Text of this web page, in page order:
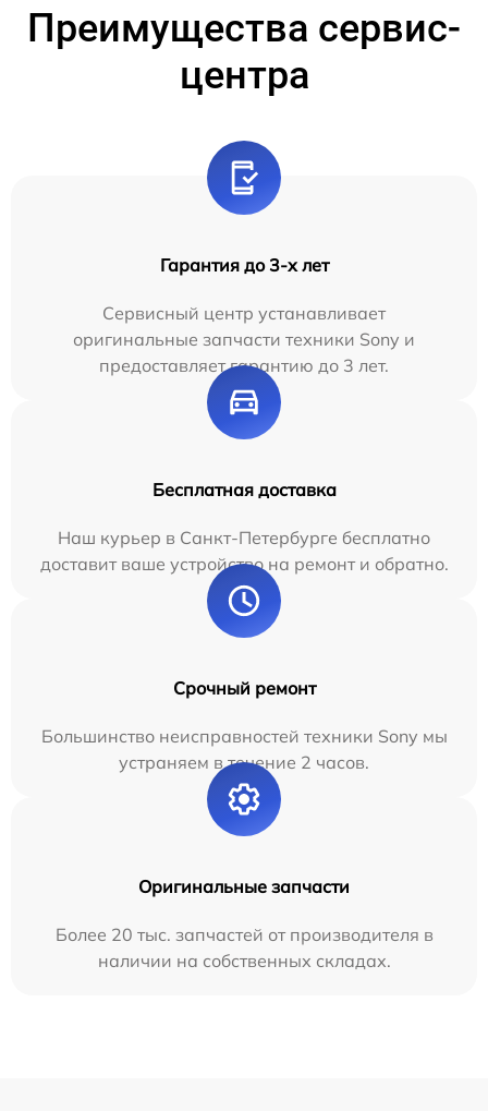
Преимущества сервис-
центра
Гарантия до 3-х лет
Сервисный центр устанавливает
оригинальные запчасти техники Sony и
предоставляет гарантию до 3 лет.
Бесплатная доставка
Наш курьер в Санкт-Петербурге бесплатно
доставит ваше устройство на ремонт и обратно.
Срочный ремонт
Большинство неисправностей техники Sony мы
устраняем в течение 2 часов.
Оригинальные запчасти
Более 20 тыс. запчастей от производителя в
наличии на собственных складах.